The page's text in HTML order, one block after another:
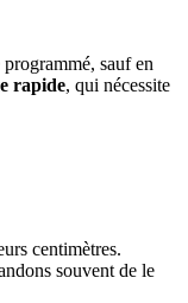
sauf en
rapide, qui nécessite
centimètres.
souvent de le